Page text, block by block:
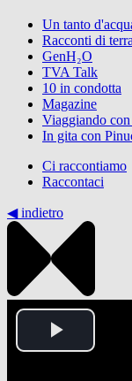
Un tanto
Racconti di
GenH₂O
TVA Talk
10 in condotta
Magazine
Viaggiando
In gita con
Ci raccontiamo
Raccontaci
◀︎ indietro
Play